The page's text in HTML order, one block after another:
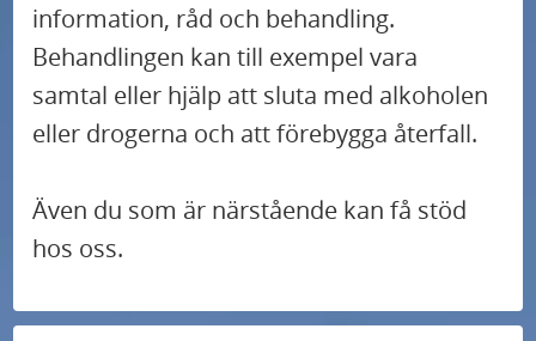
information, råd och behandling.
Behandlingen kan till exempel vara
samtal eller hjälp att sluta med alkoholen
eller drogerna och att förebygga återfall.
Även du som är närstående kan få stöd
hos oss.